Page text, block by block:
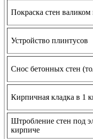
Покраска стен валиком
Устройство плинтусов
Снос бетонных стен
Кирпичная кладка в 1
Штробление стен под
кирпиче